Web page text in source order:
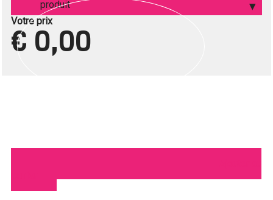
produit
Votre prix
€ 0,00